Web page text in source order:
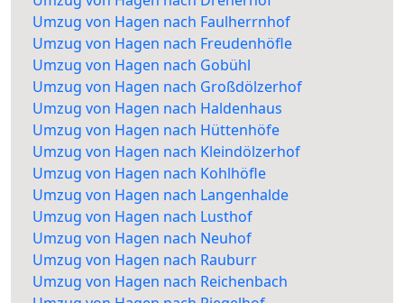
Umzug von Hagen nach Faulherrnhof
Umzug von Hagen nach Freudenhöfle
Umzug von Hagen nach Gobühl
Umzug von Hagen nach Großdölzerhof
Umzug von Hagen nach Haldenhaus
Umzug von Hagen nach Hüttenhöfe
Umzug von Hagen nach Kleindölzerhof
Umzug von Hagen nach Kohlhöfle
Umzug von Hagen nach Langenhalde
Umzug von Hagen nach Lusthof
Umzug von Hagen nach Neuhof
Umzug von Hagen nach Rauburr
Umzug von Hagen nach Reichenbach